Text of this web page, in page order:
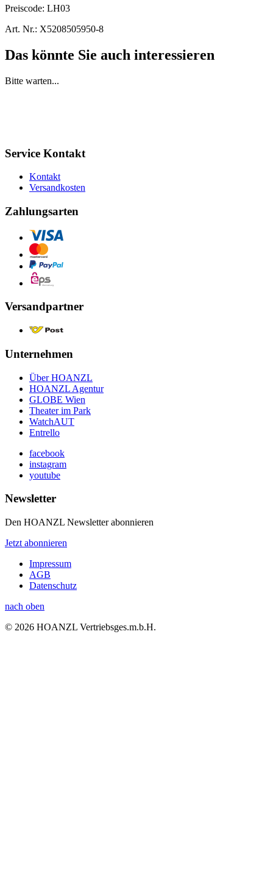
Preiscode: LH03
Art. Nr.: X5208505950-8
Das könnte Sie auch interessieren
Bitte warten...
Service Kontakt
Kontakt
Versandkosten
Zahlungsarten
Versandpartner
Unternehmen
Über HOANZL
HOANZL Agentur
GLOBE Wien
Theater im Park
WatchAUT
Entrello
facebook
instagram
youtube
Newsletter
Den HOANZL Newsletter abonnieren
Jetzt abonnieren
Impressum
AGB
Datenschutz
nach oben
© 2026 HOANZL Vertriebsges.m.b.H.